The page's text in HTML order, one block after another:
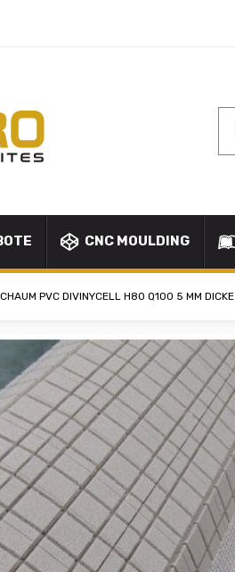
CNC MOULDING
PVC DIVINYCELL H80 Q100 5 MM DICKE